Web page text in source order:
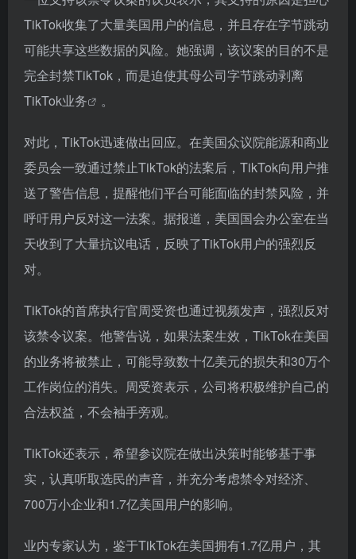
TikTok收集了大量美国用户的信息，并且存在字节跳动
可能共享这些数据的风险。她强调，该议案的目的不是
完全封禁TikTok，而是迫使其母公司字节跳动剥离
TikTok业务
。
对此，TikTok迅速做出回应。在美国众议院能源和商业
委员会一致通过禁止TikTok的法案后，TikTok向用户推
送了警告信息，提醒他们平台可能面临的封禁风险，并
呼吁用户反对这一法案。据报道，美国国会办公室在当
天收到了大量抗议电话，反映了TikTok用户的强烈反
对。
TikTok的首席执行官周受资也通过视频发声，强烈反对
该禁令议案。他警告说，如果法案生效，TikTok在美国
的业务将被禁止，可能导致数十亿美元的损失和30万个
工作岗位的消失。周受资表示，公司将积极维护自己的
合法权益，不会袖手旁观。
TikTok还表示，希望参议院在做出决策时能够基于事
实，认真听取选民的声音，并充分考虑禁令对经济、
700万小企业和1.7亿美国用户的影响。
业内专家认为，鉴于TikTok在美国拥有1.7亿用户，其